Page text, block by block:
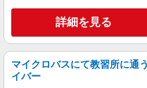
詳細を見る
マイクロバスにて教習所に通
イバー